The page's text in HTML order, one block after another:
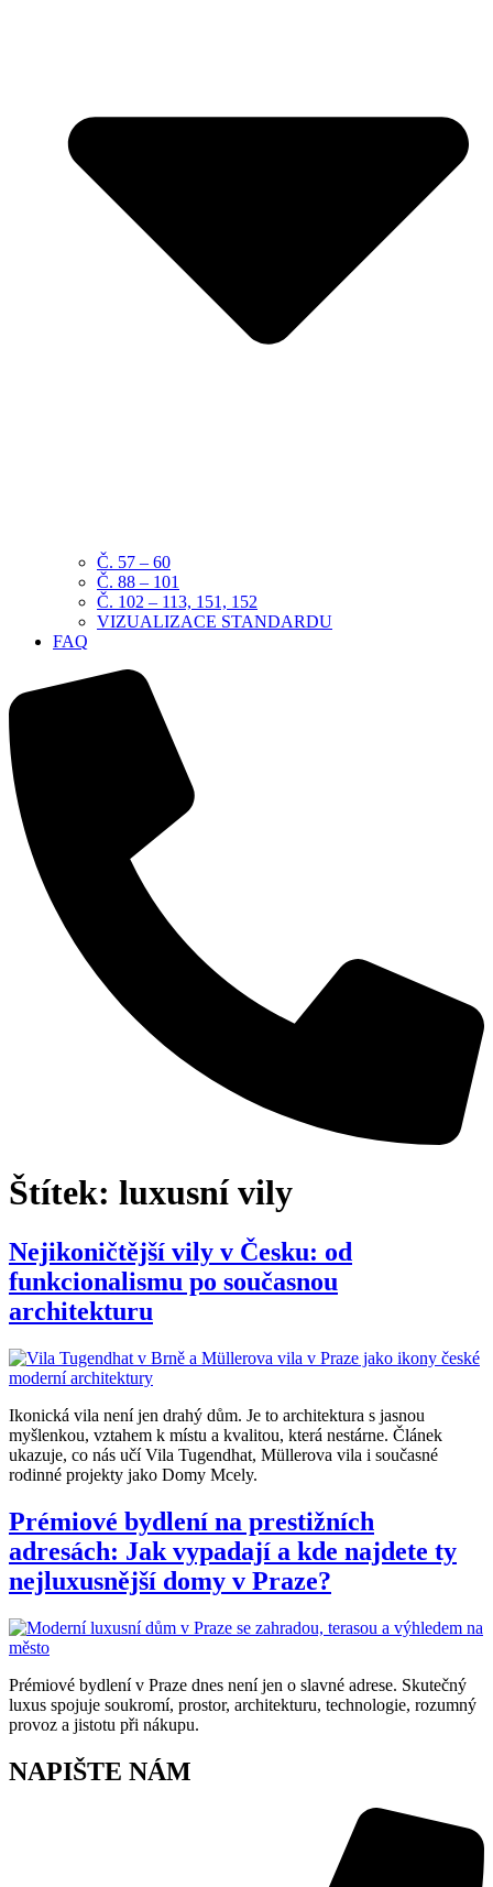
Č. 57 – 60
Č. 88 – 101
Č. 102 – 113, 151, 152
VIZUALIZACE STANDARDU
FAQ
Štítek: luxusní vily
Nejikoničtější vily v Česku: od
funkcionalismu po současnou
architekturu
Ikonická vila není jen drahý dům. Je to architektura s jasnou
myšlenkou, vztahem k místu a kvalitou, která nestárne. Článek
ukazuje, co nás učí Vila Tugendhat, Müllerova vila i současné
rodinné projekty jako Domy Mcely.
Prémiové bydlení na prestižních
adresách: Jak vypadají a kde najdete ty
nejluxusnější domy v Praze?
Prémiové bydlení v Praze dnes není jen o slavné adrese. Skutečný
luxus spojuje soukromí, prostor, architekturu, technologie, rozumný
provoz a jistotu při nákupu.
NAPIŠTE NÁM